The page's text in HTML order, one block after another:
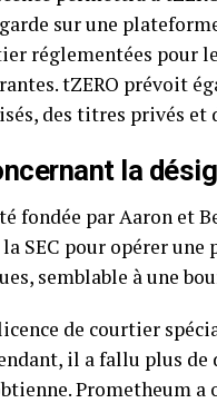
sur une
réglementées pour
tZERO prévoit
des titres privés et
la
fondée par Aaron et
la SEC pour opérer
semblable à une
de courtier
il a fallu plus
Prometheum